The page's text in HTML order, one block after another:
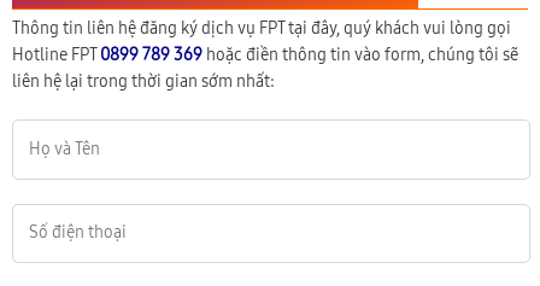
Thông tin liên hệ đăng ký dịch vụ FPT tại đây, quý khách vui lòng gọi
Hotline FPT0899 789 369 hoặc điền thông tin vào form, chúng tôi sẽ
liên hệ lại trong thời gian sớm nhất: